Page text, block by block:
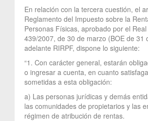
En relación con la tercera cuestión, el
Reglamento del Impuesto sobre la
Personas Físicas, aprobado por el
439/2007, de 30 de marzo (BOE de 31
adelante RIRPF, dispone lo siguiente:
“1. Con carácter general, estarán
o ingresar a cuenta, en cuanto
sometidas a esta obligación:
a) Las personas jurídicas y demás
las comunidades de propietarios y las
régimen de atribución de rentas.